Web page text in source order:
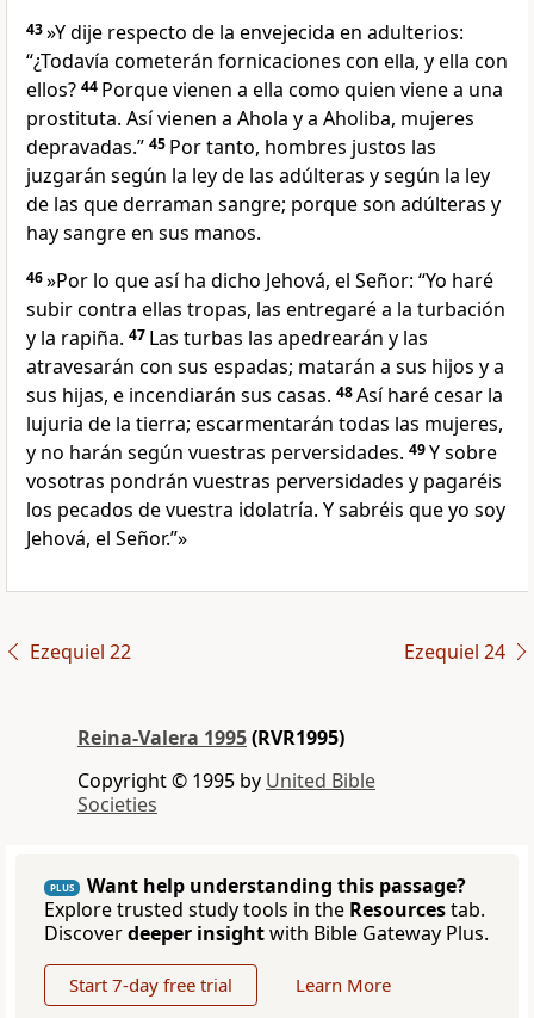
43»Y dije respecto de la envejecida en adulterios:
“¿Todavía cometerán fornicaciones con ella, y ella con
ellos? 44 Porque vienen a ella como quien viene a una
prostituta. Así vienen a Ahola y a Aholiba, mujeres
depravadas.” 45 Por tanto, hombres justos las
juzgarán según la ley de las adúlteras y según la ley
de las que derraman sangre; porque son adúlteras y
hay sangre en sus manos.
46»Por lo que así ha dicho Jehová, el Señor: “Yo haré
subir contra ellas tropas, las entregaré a la turbación
y la rapiña. 47 Las turbas las apedrearán y las
atravesarán con sus espadas; matarán a sus hijos y a
sus hijas, e incendiarán sus casas. 48Así haré cesar la
lujuria de la tierra; escarmentarán todas las mujeres,
y no harán según vuestras perversidades. 49Y sobre
vosotras pondrán vuestras perversidades y pagaréis
los pecados de vuestra idolatría. Y sabréis que yo soy
Jehová, el Señor.”»
Ezequiel 22 Ezequiel 24
Reina-Valera 1995(RVR1995)
Copyright © 1995 by United Bible
Societies
PLUS
Want help understanding this passage?
Explore trusted study tools in the Resourcestab.
Discoverdeeper insightwith Bible Gateway Plus.
Start 7-day free trial Learn More